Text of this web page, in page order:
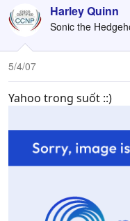
Harley Quinn
Sonic the
5/4/07
Yahoo trong suốt ::)